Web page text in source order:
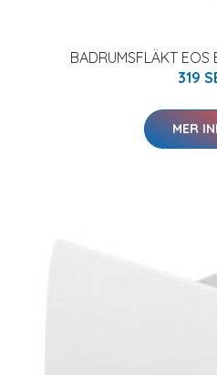
BADRUMSFLÄKT EOS
319
MER